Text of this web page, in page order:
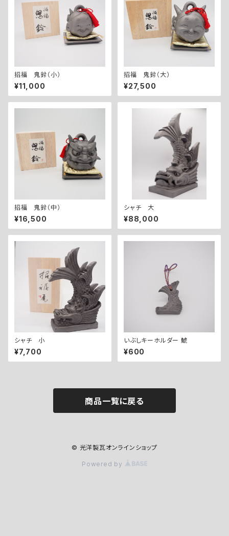
招福 鬼鈴（小）
¥11,000
招福 鬼鈴（大）
¥27,500
招福 鬼鈴（中）
¥16,500
シャチ 大
¥88,000
シャチ 小
¥7,700
いぶしキーホルダー 鯱
¥600
商品一覧に戻る
© 光洋製瓦オンラインショップ
Powered by